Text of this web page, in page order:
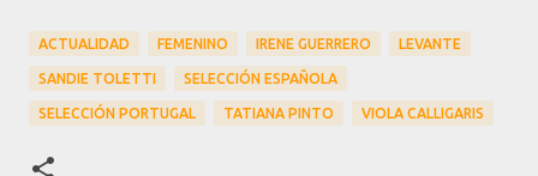
ACTUALIDAD FEMENINO IRENE GUERRERO LEVANTE
SANDIE TOLETTI SELECCIÓN ESPAÑOLA
SELECCIÓN PORTUGAL TATIANA PINTO VIOLA CALLIGARIS